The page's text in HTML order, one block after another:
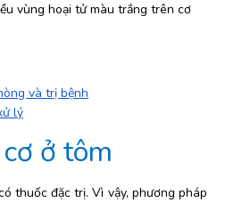
vùng hoại tử màu trắng trên cơ
và trị bệnh
lý
ở tôm
thuốc đặc trị. Vì vậy, phương pháp